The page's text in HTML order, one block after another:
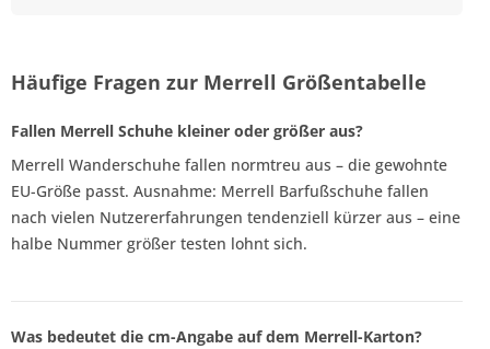
Häufige Fragen zur Merrell Größentabelle
Fallen Merrell Schuhe kleiner oder größer aus?
Merrell Wanderschuhe fallen normtreu aus – die gewohnte
EU-Größe passt. Ausnahme: Merrell Barfußschuhe fallen
nach vielen Nutzererfahrungen tendenziell kürzer aus – eine
halbe Nummer größer testen lohnt sich.
Was bedeutet die cm-Angabe auf dem Merrell-Karton?